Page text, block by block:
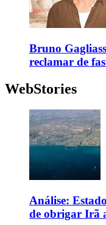
Bruno
reclamar de
WebStories
Análise:
de obrigar Irã